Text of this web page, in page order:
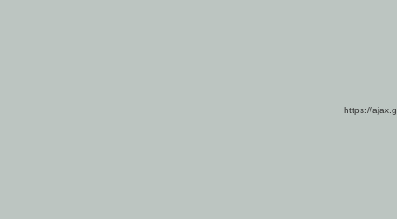
https://